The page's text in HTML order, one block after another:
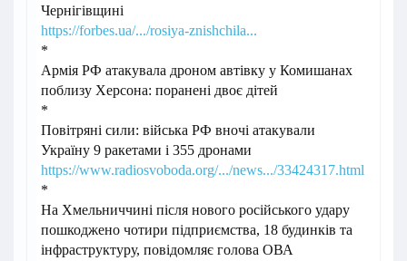
Чернігівщині
https://forbes.ua/.../rosiya-znishchila...
*
Армія РФ атакувала дроном автівку у Комишанах
поблизу Херсона: поранені двоє дітей
*
Повітряні сили: війська РФ вночі атакували
Україну 9 ракетами і 355 дронами
https://www.radiosvoboda.org/.../news.../33424317.html
*
На Хмельниччині після нового російського удару
пошкоджено чотири підприємства, 18 будинків та
інфраструктуру, повідомляє голова ОВА